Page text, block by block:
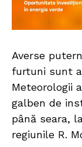
Averse
furtuni sunt
Meteorologii
galben de
până seara,
regiunile R.